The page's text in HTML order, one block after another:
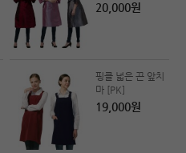
20,000원
핑클 넓은 끈 앞치
마 [PK]
19,000원